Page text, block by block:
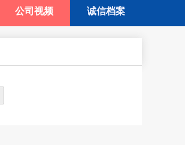
公司视频 诚信档案